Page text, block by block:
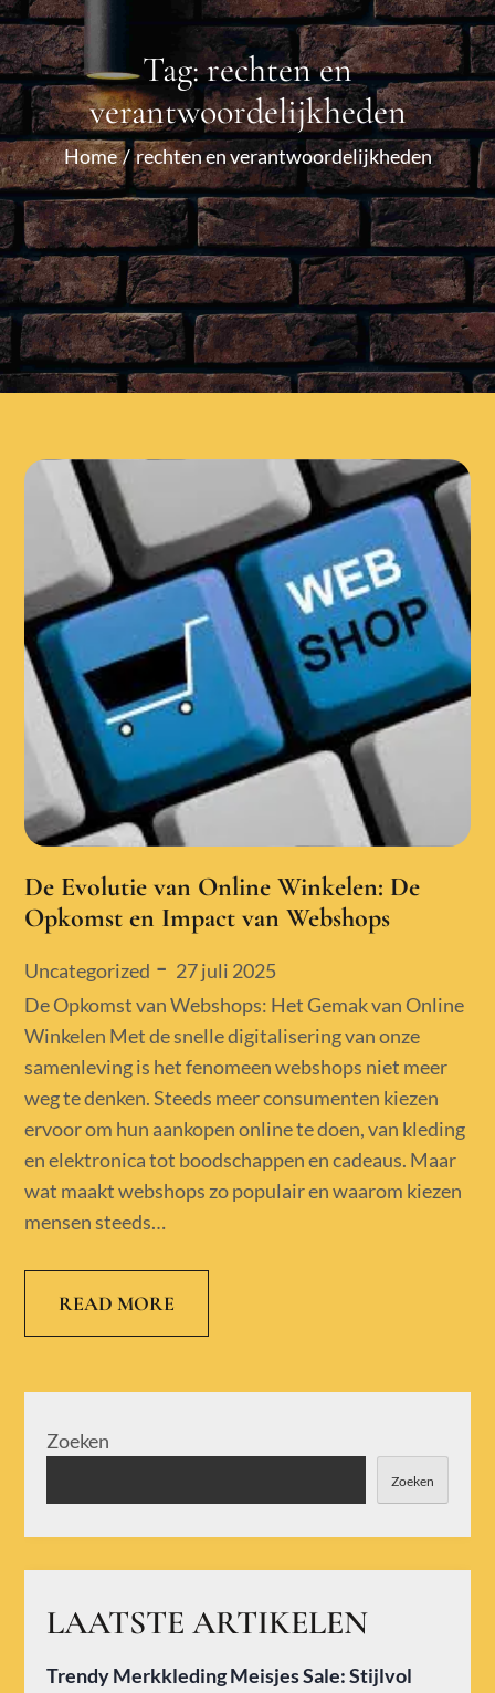
Tag:rechten en
verantwoordelijkheden
Home rechten en verantwoordelijkheden
De Evolutie van Online Winkelen: De
Opkomst en Impact van Webshops
Uncategorized
Posted
on
27 juli 2025
De Opkomst van Webshops: Het Gemak van Online
Winkelen Met de snelle digitalisering van onze
samenleving is het fenomeen webshops niet meer
weg te denken. Steeds meer consumenten kiezen
ervoor om hun aankopen online te doen, van kleding
en elektronica tot boodschappen en cadeaus. Maar
wat maakt webshops zo populair en waarom kiezen
mensen steeds…
READ MORE
Zoeken
Zoeken
LAATSTE ARTIKELEN
Trendy Merkkleding Meisjes Sale: Stijlvol